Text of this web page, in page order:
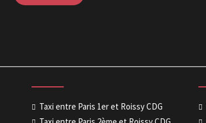
Taxi entre Paris 1er et Roissy CDG